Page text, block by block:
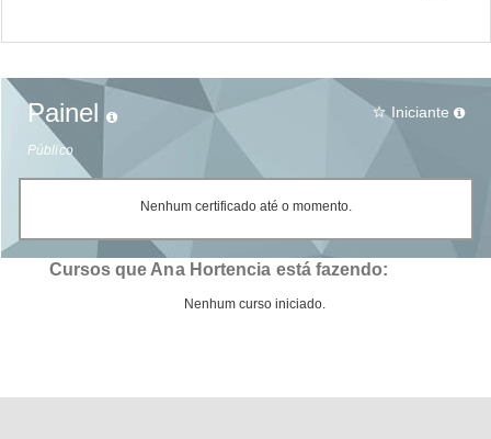
Painel
Público
star_border Iniciante
Nenhum certificado até o momento.
Cursos que Ana Hortencia está fazendo:
Nenhum curso iniciado.